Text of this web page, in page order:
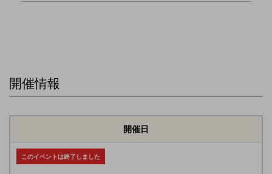
開催情報
開催日
このイベントは終了しました